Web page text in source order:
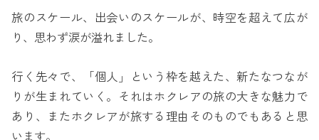
旅のスケール、出会いのスケールが、時空を超えて広が
り、思わず涙が溢れました。
行く先々で、「個人」という枠を越えた、新たなつなが
りが生まれていく。それはホクレアの旅の大きな魅力で
あり、またホクレアが旅する理由そのものでもあると思
います。